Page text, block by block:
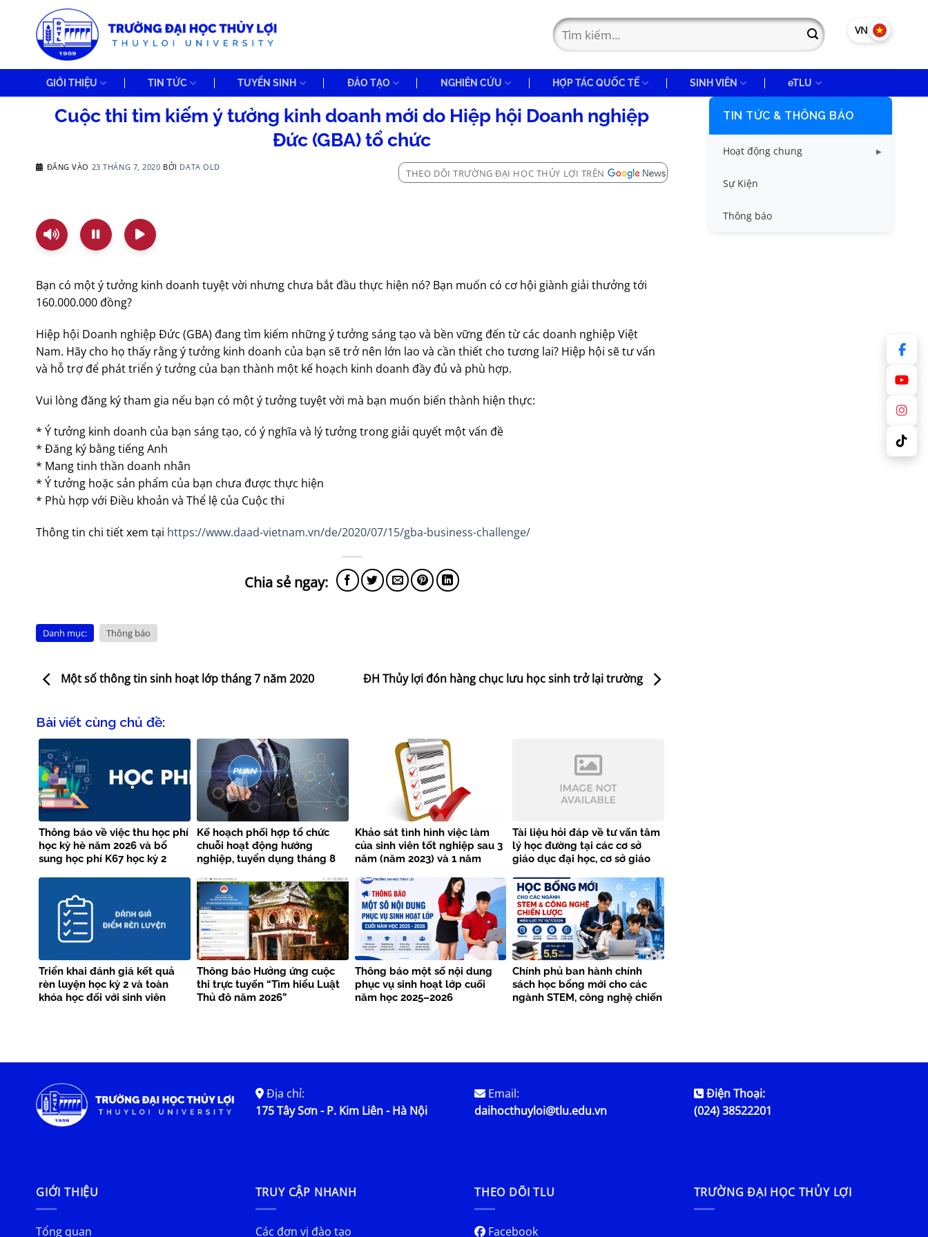
VN EN
GIỚI THIỆU TIN TỨC TUYỂN SINH ĐÀO TẠO NGHIÊN CỨU HỢP TÁC QUỐC TẾ SINH VIÊN eTLU
Cuộc thi tìm kiếm ý tưởng kinh doanh mới do Hiệp hội Doanh nghiệp
Đức (GBA) tổ chức
ĐĂNG VÀO 23 THÁNG 7, 2020 BỞI DATA OLD
THEO DÕI TRƯỜNG ĐẠI HỌC THỦY LỢI TRÊN
Bạn có một ý tưởng kinh doanh tuyệt vời nhưng chưa bắt đầu thực hiện nó? Bạn muốn có cơ hội giành giải thưởng tới
160.000.000 đồng?
Hiệp hội Doanh nghiệp Đức (GBA) đang tìm kiếm những ý tưởng sáng tạo và bền vững đến từ các doanh nghiệp Việt
Nam. Hãy cho họ thấy rằng ý tưởng kinh doanh của bạn sẽ trở nên lớn lao và cần thiết cho tương lai? Hiệp hội sẽ tư vấn
và hỗ trợ để phát triển ý tưởng của bạn thành một kế hoạch kinh doanh đầy đủ và phù hợp.
Vui lòng đăng ký tham gia nếu bạn có một ý tưởng tuyệt vời mà bạn muốn biến thành hiện thực:
* Ý tưởng kinh doanh của bạn sáng tạo, có ý nghĩa và lý tưởng trong giải quyết một vấn đề
* Đăng ký bằng tiếng Anh
* Mang tinh thần doanh nhân
* Ý tưởng hoặc sản phẩm của bạn chưa được thực hiện
* Phù hợp với Điều khoản và Thể lệ của Cuộc thi
Thông tin chi tiết xem tại https://www.daad-vietnam.vn/de/2020/07/15/gba-business-challenge/
Danh mục: Thông báo
Một số thông tin sinh hoạt lớp tháng 7 năm 2020 ĐH Thủy lợi đón hàng chục lưu học sinh trở lại trường
Bài viết cùng chủ đề:
Thông báo về việc thu học phí
học kỳ hè năm 2026 và bổ
sung học phí K67 học kỳ 2
Kế hoạch phối hợp tổ chức
chuỗi hoạt động hướng
nghiệp, tuyển dụng tháng 8
Thủy lợi và Vieclam24h
Khảo sát tình hình việc làm
của sinh viên tốt nghiệp sau 3
năm (năm 2023) và 1 năm
Tài liệu hỏi đáp về tư vấn tâm
lý học đường tại các cơ sở
giáo dục đại học, cơ sở giáo
Triển khai đánh giá kết quả
rèn luyện học kỳ 2 và toàn
khóa học đối với sinh viên
Thông báo Hưởng ứng cuộc
thi trực tuyến “Tìm hiểu Luật
Thủ đô năm 2026”
Thông báo một số nội dung
phục vụ sinh hoạt lớp cuối
năm học 2025–2026
Chính phủ ban hành chính
sách học bổng mới cho các
ngành STEM, công nghệ chiến
TIN TỨC & THÔNG BÁO
Hoạt động chung
Tin công tác sinh viên
Tin đào tạo
Sự Kiện
Thông báo
Địa chỉ:
175 Tây Sơn - P. Kim Liên - Hà Nội
Email:
daihocthuyloi@tlu.edu.vn
Điện Thoại:
(024) 38522201
GIỚI THIỆU
Tổng quan
TRUY CẬP NHANH
Các đơn vị đào tạo
THEO DÕI TLU
Facebook
TRƯỜNG ĐẠI HỌC THỦY LỢI